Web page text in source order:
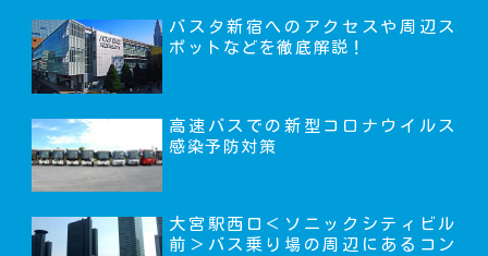
バスタ新宿へのアクセスや周辺ス
ポットなどを徹底解説！
高速バスでの新型コロナウイルス
感染予防対策
大宮駅西口＜ソニックシティビル
前＞バス乗り場の周辺にあるコン